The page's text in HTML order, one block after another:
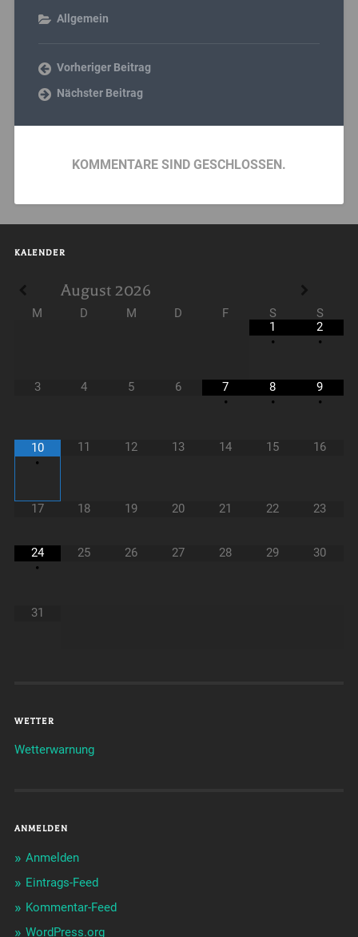
Allgemein
Vorheriger Beitrag
Nächster Beitrag
KOMMENTARE SIND GESCHLOSSEN.
KALENDER
August 2026
M D M D F S
S
1
•
2
•
3 4 5 6
7
•
8
•
9
•
10
•
11 12 13 14 15 16
17 18 19 20 21 22 23
24
•
25 26 27 28 29 30
31
WETTER
Wetterwarnung
ANMELDEN
Anmelden
Eintrags-Feed
Kommentar-Feed
WordPress.org